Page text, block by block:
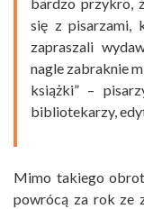
się z pisarzami,
zapraszali
nagle zabraknie
książki” –
bibliotekarzy,
Mimo takiego
powrócą za rok ze